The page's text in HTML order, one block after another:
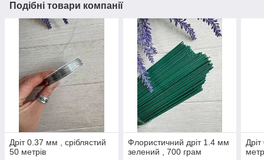
Подібні товари компанії
Дріт 0.37 мм , сріблястий
50 метрів
Флористичний дріт 1.4 мм
зелений , 700 грам